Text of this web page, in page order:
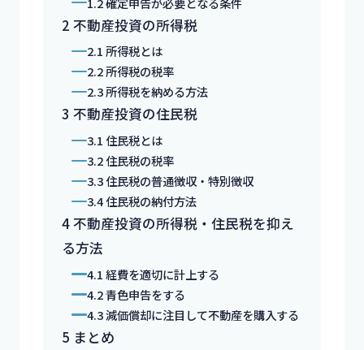
2 不動産投資の所得税
2.1所得税とは
2.2所得税の税率
2.3所得税を納める方法
3 不動産投資の住民税
3.1住民税とは
3.2住民税の税率
3.3住民税の普通徴収・特別徴収
3.4住民税の納付方法
4不動産投資の所得税・住民税を抑え
る方法
4.1経費を適切に計上する
4.2青色申告をする
4.3減価償却に注目して不動産を購入する
5 まとめ